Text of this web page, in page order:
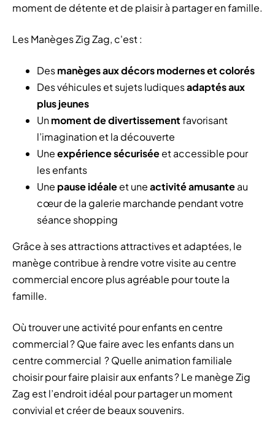
moment de détente et de plaisir à partager en famille.
Les Manèges Zig Zag, c'est :
Desmanèges aux décors modernes et colorés
Des véhicules et sujets ludiquesadaptés aux
plus jeunes
Unmoment de divertissementfavorisant
l’imagination et la découverte
Uneexpérience sécuriséeet accessible pour
les enfants
Une pause idéaleet uneactivité amusanteau
cœur de la galerie marchande pendant votre
séance shopping
Grâce à ses attractions attractives et adaptées, le
manège contribue à rendre votre visite au centre
commercial encore plus agréable pour toute la
famille.
Où trouver une activité pour enfants en centre
commercial ? Que faire avec les enfants dans un
centre commercial ? Quelle animation familiale
choisir pour faire plaisir aux enfants ? Le manège Zig
Zag est l’endroit idéal pour partager un moment
convivial et créer de beaux souvenirs.